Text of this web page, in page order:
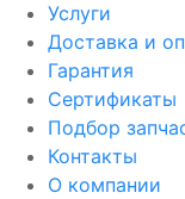
Услуги
Доставка и
Гарантия
Сертификаты
Подбор
Контакты
О компании